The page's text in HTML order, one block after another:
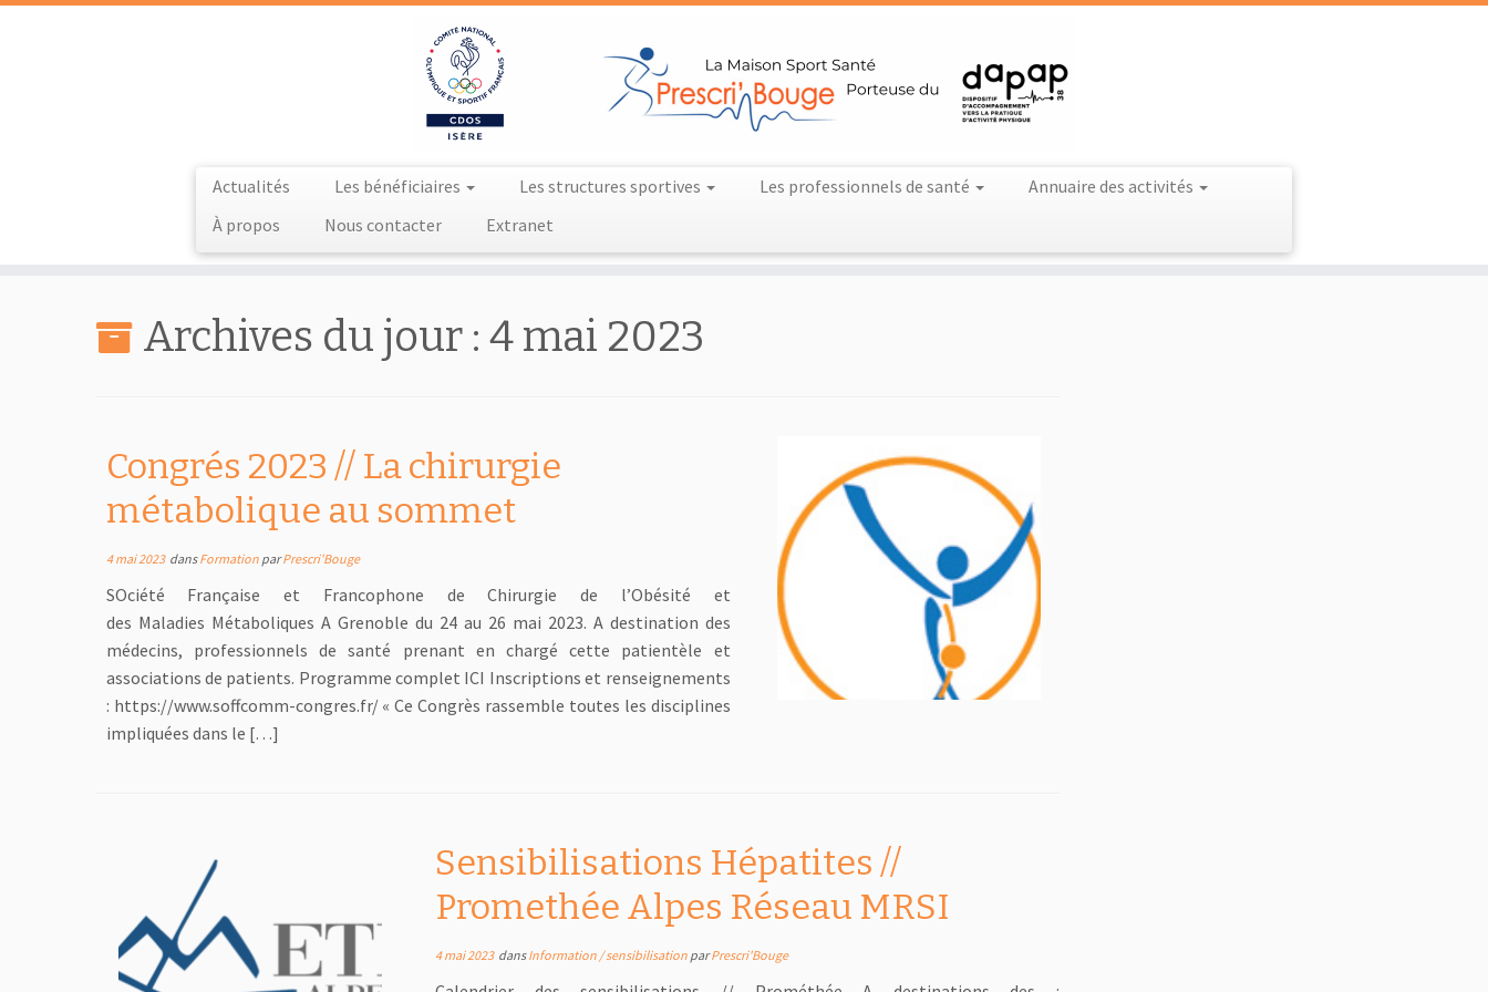
Actualités Les bénéficiaires Les structures sportives Les professionnels de santé
Annuaire des activités
À propos
Nous contacter Extranet
Archives du jour : 4 mai 2023
Congrés 2023 // La chirurgie
métabolique au sommet
4 mai 2023dansFormation parPrescri'Bouge
SOciété Française et Francophone de Chirurgie de l’Obésité et
des Maladies Métaboliques A Grenoble du 24 au 26 mai 2023. A destination des
médecins, professionnels de santé prenant en chargé cette patientèle et
associations de patients. Programme complet ICI Inscriptions et renseignements
: https://www.soffcomm-congres.fr/ « Ce Congrès rassemble toutes les disciplines
impliquées dans le […]
Sensibilisations Hépatites //
Promethée Alpes Réseau MRSI
4 mai 2023dansInformation / sensibilisation parPrescri'Bouge